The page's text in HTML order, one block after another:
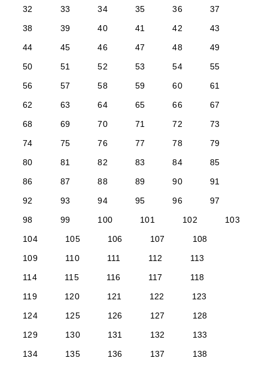
32
33 34 35 36
37
38
39 40 41 42
43
44
45 46 47 48
49
50
51 52 53 54
55
56
57 58 59 60
61
62
63 64 65 66
67
68
69 70 71 72
73
74
75 76 77 78
79
80
81 82 83 84
85
86
87 88 89 90
91
92
93 94 95 96
97
98
99 100 101 102
103
104
105 106 107
108
109
110 111 112
113
114
115 116 117
118
119
120 121 122
123
124
125 126 127
128
129
130 131 132
133
134
135 136 137
138